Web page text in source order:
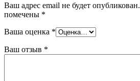
Ваш адрес email не будет опубликован.
помечены *
Ваша оценка *
Ваш отзыв *